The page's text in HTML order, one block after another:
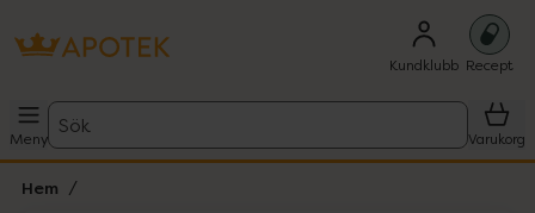
Kundklubb Recept
Meny
Sök
Varukorg
Hem